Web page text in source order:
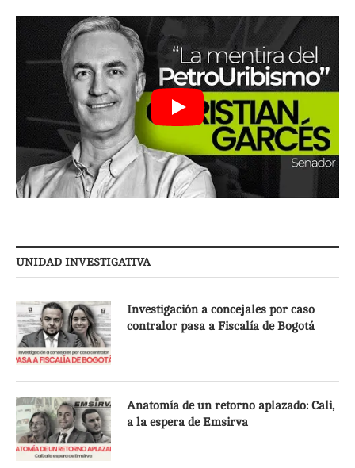
UNIDAD INVESTIGATIVA
Investigación a concejales por caso
contralor pasa a Fiscalía de Bogotá
Anatomía de un retorno aplazado: Cali,
a la espera de Emsirva